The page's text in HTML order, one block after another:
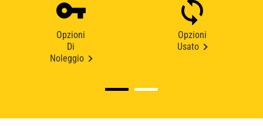
Opzioni
Di
Noleggio
Opzioni
Usato